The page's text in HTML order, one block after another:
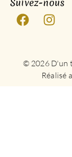
© 2026 D'un
Réalisé